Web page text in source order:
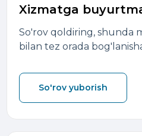
Xizmatga
So'rov qoldiring, shunda
bilan tez orada
So'rov yuborish